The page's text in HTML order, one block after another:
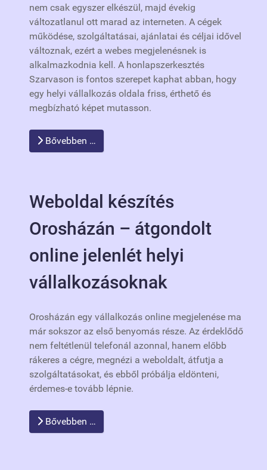
nem csak egyszer elkészül, majd évekig
változatlanul ott marad az interneten. A cégek
működése, szolgáltatásai, ajánlatai és céljai idővel
változnak, ezért a webes megjelenésnek is
alkalmazkodnia kell. A honlapszerkesztés
Szarvason is fontos szerepet kaphat abban, hogy
egy helyi vállalkozás oldala friss, érthető és
megbízható képet mutasson.
Bővebben …
Weboldal készítés
Orosházán – átgondolt
online jelenlét helyi
vállalkozásoknak
Orosházán egy vállalkozás online megjelenése ma
már sokszor az első benyomás része. Az érdeklődő
nem feltétlenül telefonál azonnal, hanem előbb
rákeres a cégre, megnézi a weboldalt, átfutja a
szolgáltatásokat, és ebből próbálja eldönteni,
érdemes-e tovább lépnie.
Bővebben …